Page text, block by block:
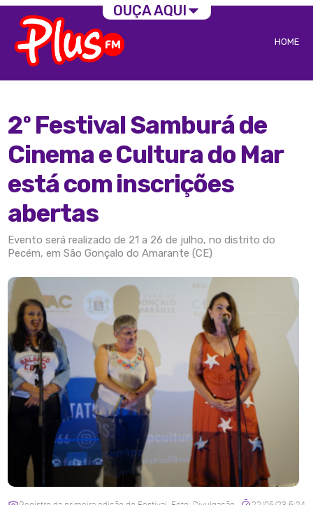
HOME
2º Festival Samburá de
Cinema e Cultura do Mar
está com inscrições
abertas
Evento será realizado de 21 a 26 de julho, no distrito do
Pecém, em São Gonçalo do Amarante (CE)
OUÇA AQUI